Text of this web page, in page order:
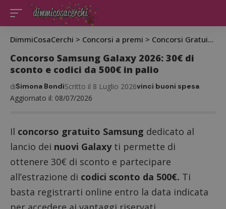
DimmiCosaCerchi > Concorsi a premi > Concorsi Gratuiti >
Concorso Samsung Galaxy 2026: 30€ di
sconto e codici da 500€ in palio
Aggiornato il: 08/07/2026
diSimona BondiScritto il 8 Luglio 2026vinci buoni spesa
Il concorso gratuito Samsung dedicato al
lancio dei nuovi Galaxyti permette di
ottenere 30€ di sconto e partecipare
all’estrazione di codici sconto da 500€. Ti
basta registrarti online entro la data indicata